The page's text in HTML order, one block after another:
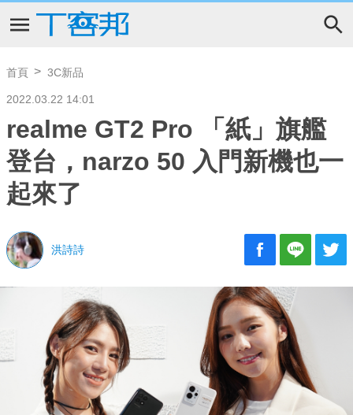
首頁 3C新品
2022.03.22 14:01
realme GT2 Pro 「紙」旗艦
登台，narzo 50 入門新機也一
起來了
洪詩詩